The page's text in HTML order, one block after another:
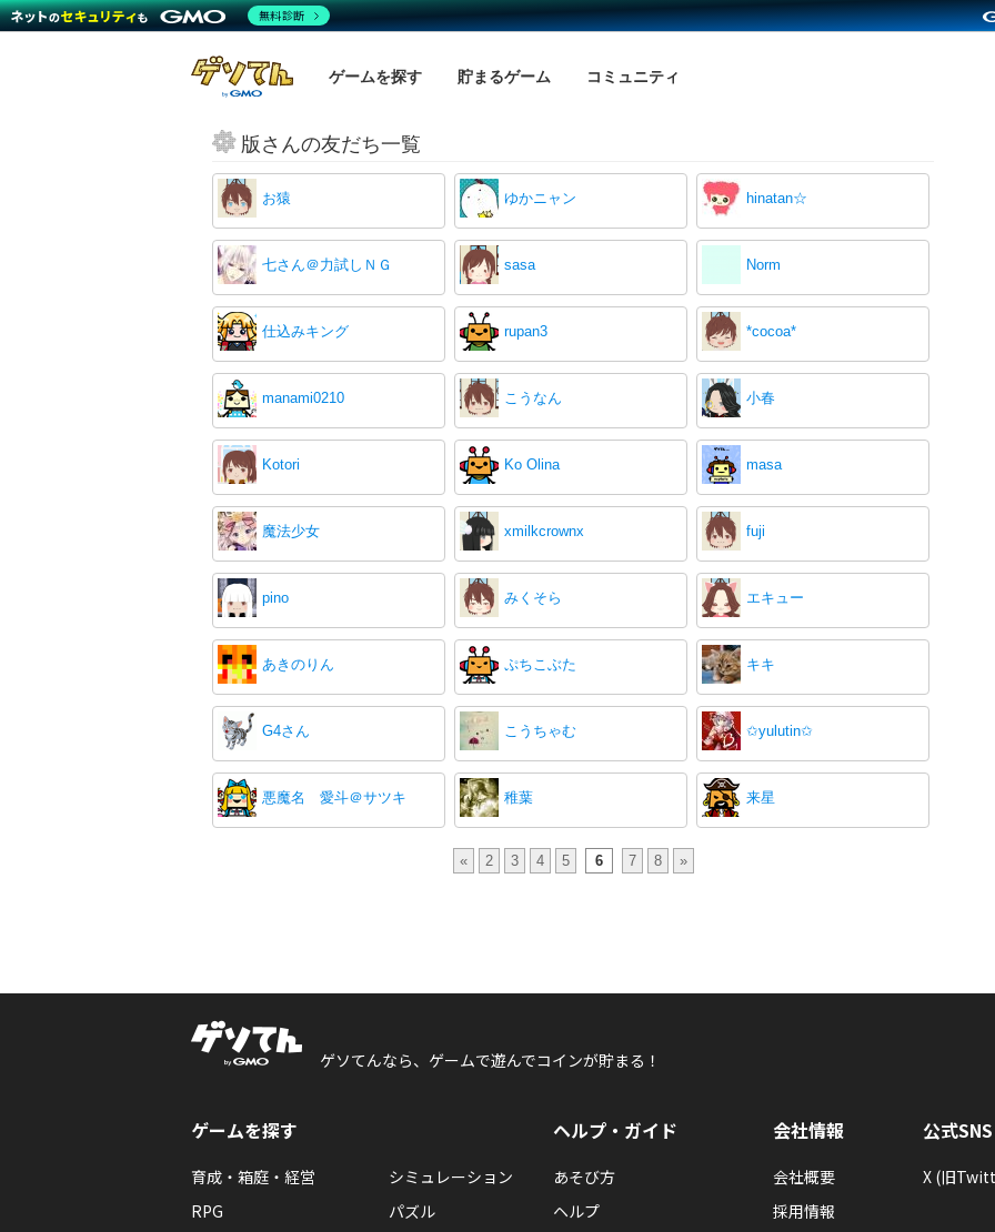
ゲームを探す 貯まるゲーム コミュニティ
版さんの友だち一覧
お猿 ゆかニャン hinatan☆
七さん＠力試しＮＧ sasa Norm
仕込みキング rupan3 *cocoa*
manami0210 こうなん 小春
Kotori Ko Olina masa
魔法少女 xmilkcrownx fuji
pino みくそら エキュー
あきのりん ぷちこぶた キキ
G4さん こうちゃむ ✩yulutin✩
悪魔名 愛斗＠サツキ 稚葉 来星
« 2 3 4 5 6 7 8 »
ゲソてんなら、ゲームで遊んでコインが貯まる！
ゲームを探す
育成・箱庭・経営
シミュレーション
RPG
パズル
ヘルプ・ガイド
あそび方
ヘルプ
会社情報
会社概要
採用情報
公式SNS
X (旧
無料診断